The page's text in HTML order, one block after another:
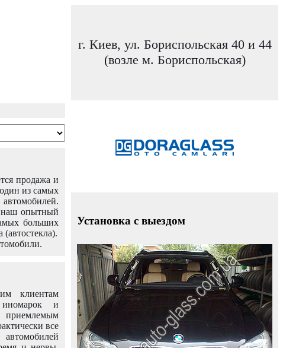
г. Киев, ул. Бориспольская 40 и 44
(возле м. Бориспольская)
продажа и
из самых
наш опытный
больших
(автостекла).
клиентам
иномарок и
приемлемым
все
Установка с выездом